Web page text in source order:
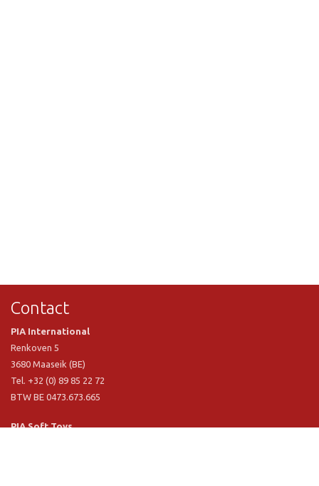
Contact
PIA International
Renkoven 5
3680 Maaseik (BE)
Tel. +32 (0) 89 85 22 72
BTW BE 0473.673.665
PIA Soft Toys